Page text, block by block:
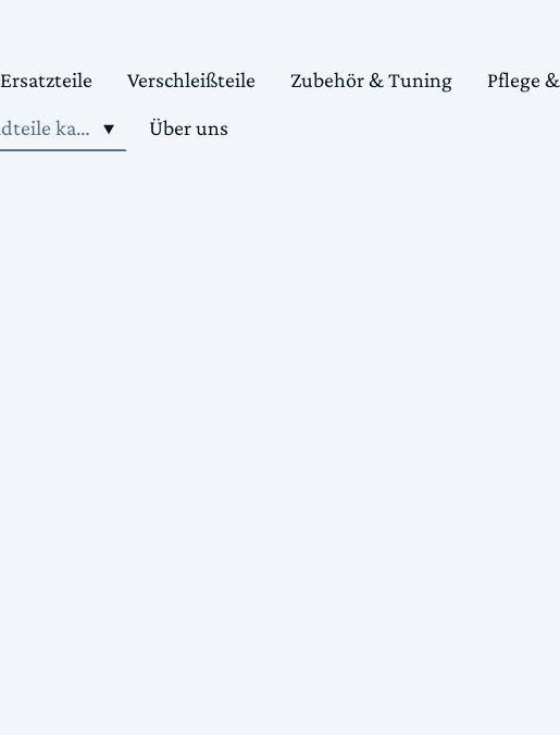
Ersatzteile Verschleißteile Zubehör & Tuning
Pflege
Shop motorradteile kaufen
Über uns